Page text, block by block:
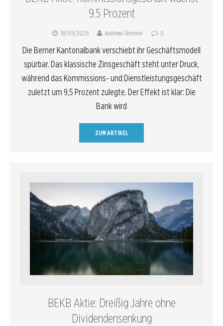
9,5 Prozent
16/05/2026 Andreas Sommer 0
Die Berner Kantonalbank verschiebt ihr Geschäftsmodell
spürbar. Das klassische Zinsgeschäft steht unter Druck,
während das Kommissions- und Dienstleistungsgeschäft
zuletzt um 9,5 Prozent zulegte. Der Effekt ist klar: Die
Bank wird
ZUM ARTIKEL
BEKB Aktie: Dreißig Jahre ohne
Dividendensenkung